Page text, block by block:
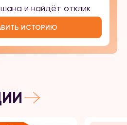
и найдёт отклик
ИСТОРИЮ